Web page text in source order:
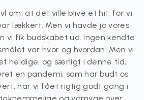
om, at det ville blive et hit, for vi
lækkert. Men vi havde jo vores
vi fik budskabet ud. Ingen kendte
var hvor og hvordan. Men vi
heldige, og særligt i denne tid,
en pandemi, som har budt os
har vi fået rigtig godt gang i
og ydmyge over